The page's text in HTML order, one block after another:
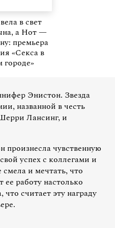
в свет
а Нот —
премьера
«Секса в
Энистон. Звезда
названной в честь
Лансинг, и
произнесла чувственную
успех с коллегами и
смела и мечтать, что
работу настолько
считает эту награду